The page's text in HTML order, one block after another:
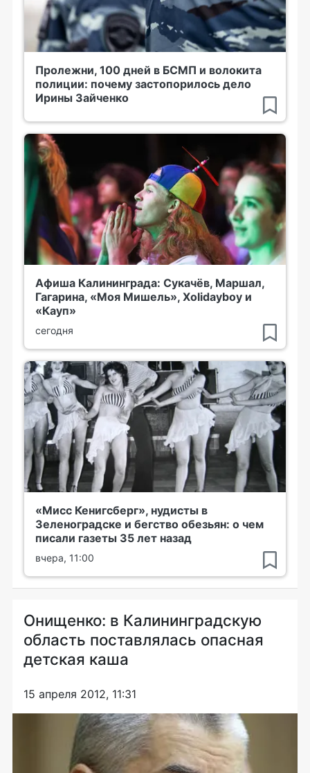
Пролежни, 100 дней в БСМП и волокита
полиции: почему застопорилось дело
Ирины Зайченко
Афиша Калининграда: Сукачёв, Маршал,
Гагарина, «Моя Мишель», Xolidayboy и
«Кауп»
сегодня
«Мисс Кенигсберг», нудисты в
Зеленоградске и бегство обезьян: о чем
писали газеты 35 лет назад
вчера, 11:00
Онищенко: в Калининградскую
область поставлялась опасная
детская каша
15 апреля 2012, 11:31